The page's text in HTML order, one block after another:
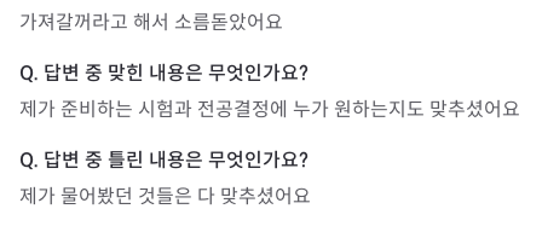
가져갈꺼라고 해서 소름돋았어요
제가 준비하는 시험과 전공결정에 누가 원하는지도 맞추셨어요
제가 물어봤던 것들은 다 맞추셨어요